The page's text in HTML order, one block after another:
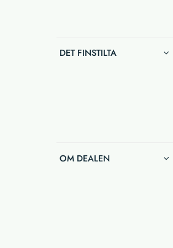
DET FINSTILTA
OM DEALEN